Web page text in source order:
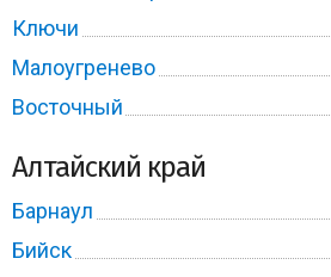
Ключи
Малоугренево
Восточный
Алтайский край
Барнаул
Бийск